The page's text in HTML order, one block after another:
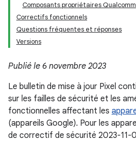
Composants propriétaires Qualcomm
Correctifs fonctionnels
Questions fréquentes et réponses
Versions
Publié le 6 novembre 2023
Le bulletin de mise à jour Pixel
sur les failles de sécurité et les
fonctionnelles affectant les
(appareils Google). Pour les
de correctif de sécurité 2023-11-